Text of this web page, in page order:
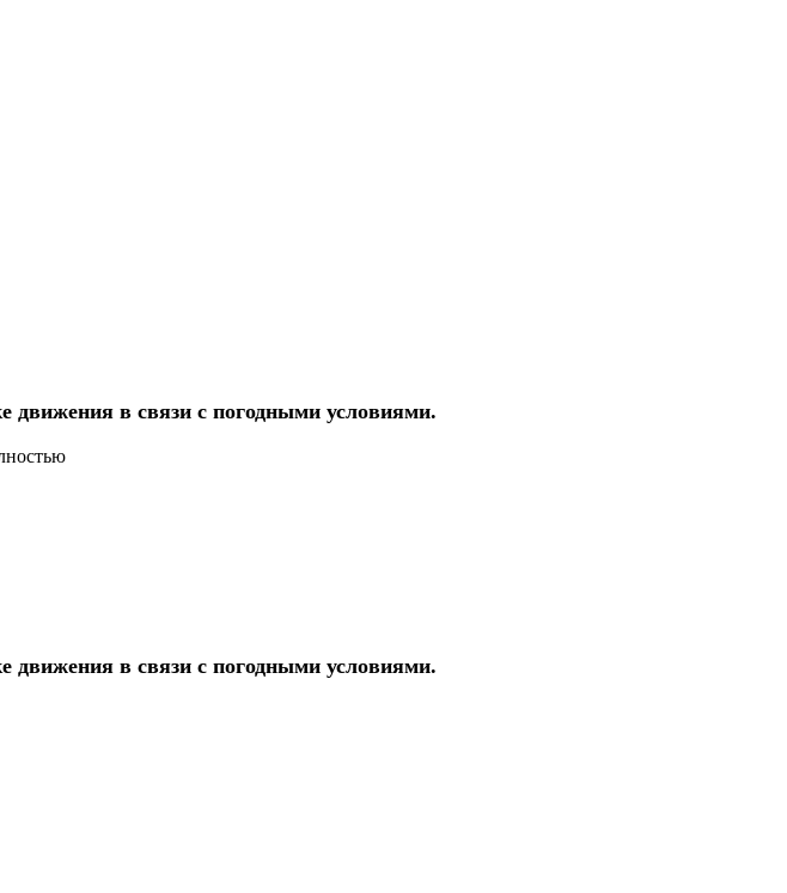
движения в связи с погодными условиями.
движения в связи с погодными условиями.